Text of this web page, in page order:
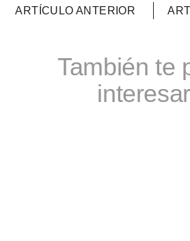
ARTÍCULO ANTERIOR
También te